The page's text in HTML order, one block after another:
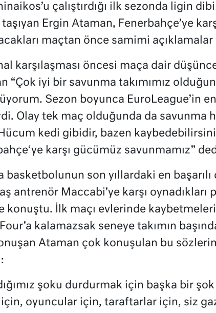
çalıştırdığı ilk sezonda ligin
taşıyan Ergin Ataman, Fenerbahçe’ye
maçtan önce samimi açıklamalar
karşılaşması öncesi maça dair
“Çok iyi bir savunma takımımız
Sezon boyunca EuroLeague’in
Olay tek maç olduğunda da savunma
kedi gibidir, bazen
karşı gücümüz savunmamız”
basketbolunun son yıllardaki en başarılı
antrenör Maccabi’ye karşı
konuştu. İlk maçı evlerinde
kalamazsak seneye takımın
Ataman çok konuşulan bu
şoku durdurmak için başka bir
için, oyuncular için, taraftarlar için, siz